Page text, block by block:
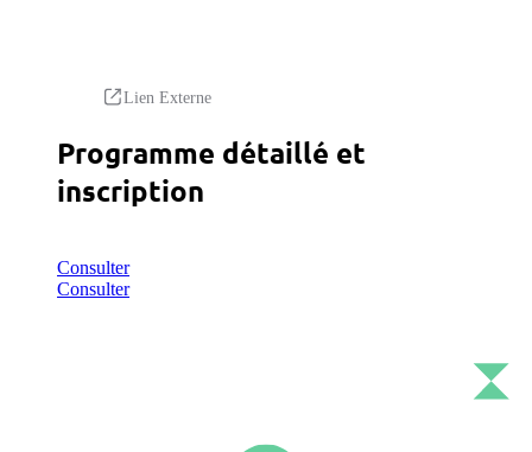
Lien Externe
Programme détaillé et
inscription
Consulter
Consulter